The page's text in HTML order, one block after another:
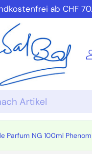
ab CHF
Parfum NG 100ml Phenom